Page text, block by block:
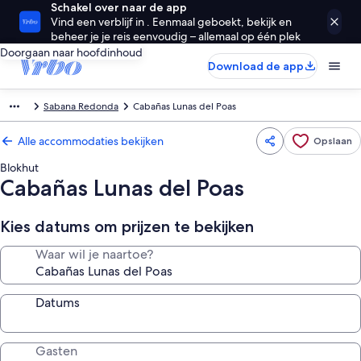
Schakel over naar de app
Vind een verblijf in . Eenmaal geboekt, bekijk en
beheer je je reis eenvoudig – allemaal op één plek
Doorgaan naar hoofdinhoud
Download de app
Sabana Redonda Cabañas Lunas del Poas
Alle accommodaties bekijken Opslaan
Blokhut
Cabañas Lunas del Poas
Kies datums om prijzen te bekijken
Waar wil je naartoe?
Datums
Gasten